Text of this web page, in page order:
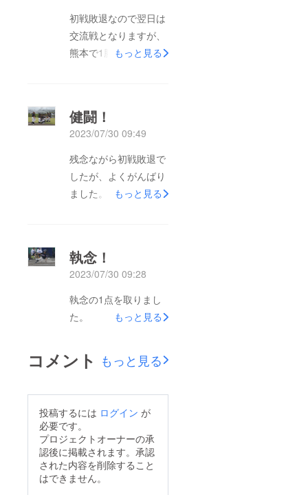
初戦敗退なので翌日は
交流戦となりますが、
熊本で1勝できるよう
け付けております。さ
らなるご支援をよろし
くお願いいたします。
もっと見る
健闘！
2023/07/30 09:49
残念ながら初戦敗退で
したが、よくがんばり
ました。
もっと見る
執念！
2023/07/30 09:28
執念の1点を取りまし
た。
もっと見る
コメント もっと見る
投稿するには ログイン が
必要です。
プロジェクトオーナーの承
認後に掲載されます。承認
された内容を削除すること
はできません。